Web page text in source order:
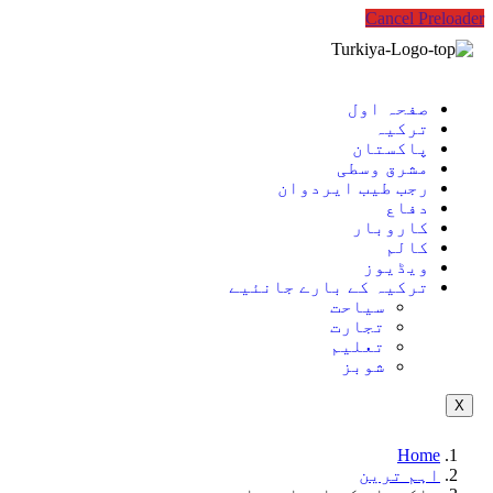
Cancel Preloader
صفحہ اول
ترکیہ
پاکستان
مشرق وسطی
رجب طیب ایردوان
دفاع
کاروبار
کالم
ویڈیوز
ترکیہ کے بارے جانئیے
سیاحت
تجارت
تعلیم
شوبز
X
Home
اہم ترین